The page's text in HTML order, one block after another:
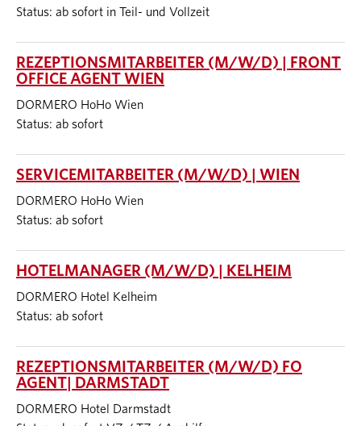
Status: ab sofort in Teil- und Vollzeit
REZEPTIONSMITARBEITER (M/W/D) | FRONT
OFFICE AGENT WIEN
DORMERO HoHo Wien
Status: ab sofort
SERVICEMITARBEITER (M/W/D) | WIEN
DORMERO HoHo Wien
Status: ab sofort
HOTELMANAGER (M/W/D) | KELHEIM
DORMERO Hotel Kelheim
Status: ab sofort
REZEPTIONSMITARBEITER (M/W/D) FO
AGENT| DARMSTADT
DORMERO Hotel Darmstadt